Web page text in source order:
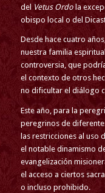
del Vetus Ordola
obispo local o del
Desde hace cuatro
nuestra familia
controversia, que
el contexto de otros
no dificultar el diálogo
Este año, para la
peregrinos de
las restricciones al uso
el notable dinamismo
evangelización
el acceso a ciertos
o incluso prohibido.